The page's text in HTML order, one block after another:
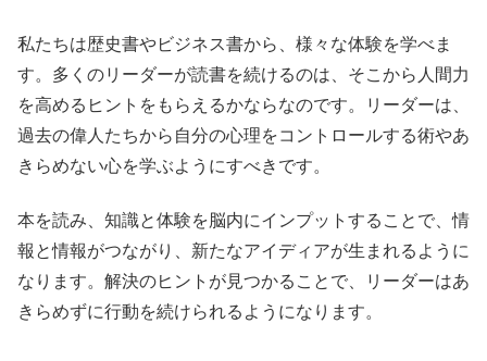
私たちは歴史書やビジネス書から、様々な体験を学べま
す。多くのリーダーが読書を続けるのは、そこから人間力
を高めるヒントをもらえるかならなのです。リーダーは、
過去の偉人たちから自分の心理をコントロールする術やあ
きらめない心を学ぶようにすべきです。
本を読み、知識と体験を脳内にインプットすることで、情
報と情報がつながり、新たなアイディアが生まれるように
なります。解決のヒントが見つかることで、リーダーはあ
きらめずに行動を続けられるようになります。